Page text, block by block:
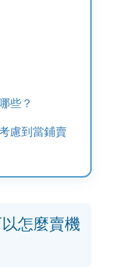
些？
慮到當鋪賣
怎麼賣機